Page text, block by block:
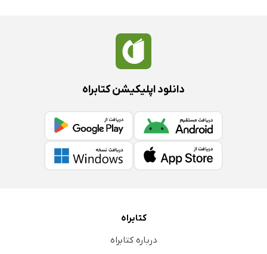
دانلود اپلیکیشن کتابراه
کتابراه
درباره کتابراه